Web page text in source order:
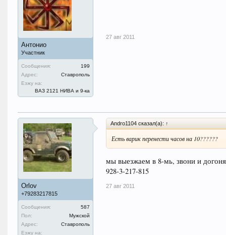
Антонио
Участник
Сообщения:
199
Адрес:
Ставрополь
Езжу на:
ВАЗ 2121 НИВА и 9-ка
27 авг 2011
Orlov
+79283217815
Сообщения:
587
Пол:
Мужской
Адрес:
Ставрополь
Езжу на:
Andro1104 сказал(а): ↑
Есть варик перенести часов на 10??????
мы выезжаем в 8-мь, звони и
928-3-217-815
27 авг 2011